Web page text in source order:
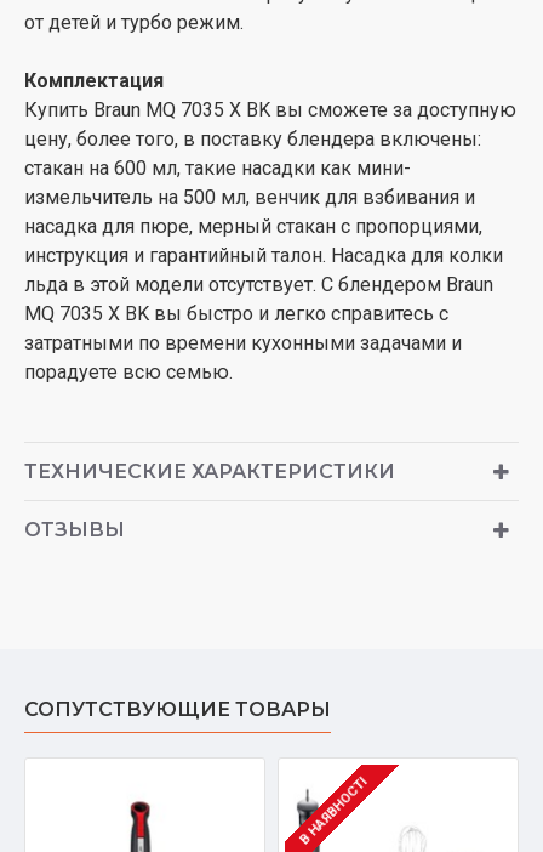
от детей и турбо режим.
Комплектация
Купить Braun MQ 7035 X BK вы сможете за доступную
цену, более того, в поставку блендера включены:
стакан на 600 мл, такие насадки как мини-
измельчитель на 500 мл, венчик для взбивания и
насадка для пюре, мерный стакан с пропорциями,
инструкция и гарантийный талон. Насадка для колки
льда в этой модели отсутствует. С блендером Braun
MQ 7035 X BK вы быстро и легко справитесь с
затратными по времени кухонными задачами и
порадуете всю семью.
ТЕХНИЧЕСКИЕ ХАРАКТЕРИСТИКИ
ОТЗЫВЫ
СОПУТСТВУЮЩИЕ ТОВАРЫ
В НАЯВНОСТІ